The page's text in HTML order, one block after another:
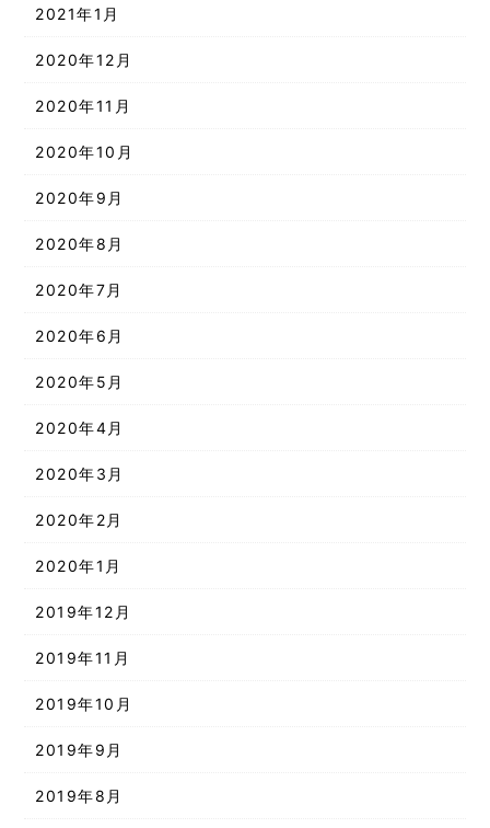
2021年1月
2020年12月
2020年11月
2020年10月
2020年9月
2020年8月
2020年7月
2020年6月
2020年5月
2020年4月
2020年3月
2020年2月
2020年1月
2019年12月
2019年11月
2019年10月
2019年9月
2019年8月